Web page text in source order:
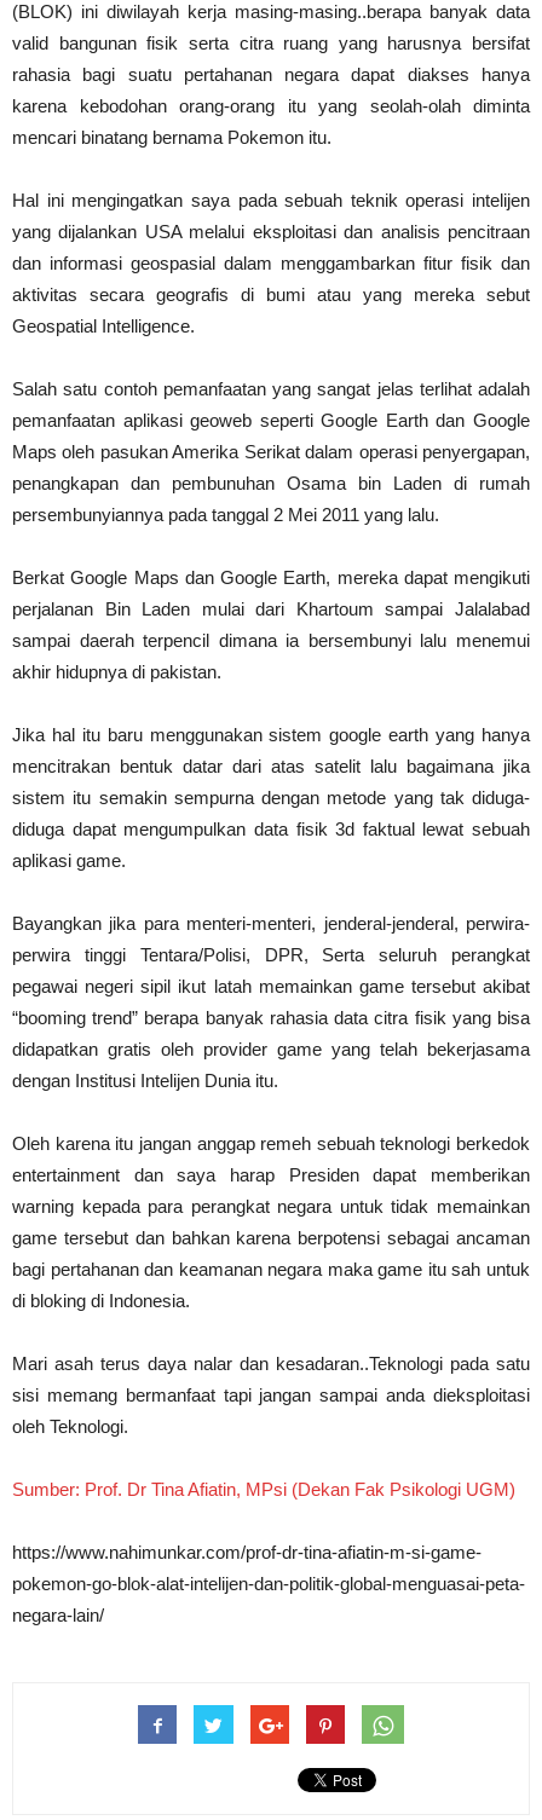
(BLOK) ini diwilayah kerja masing-masing..berapa banyak data
valid bangunan fisik serta citra ruang yang harusnya bersifat
rahasia bagi suatu pertahanan negara dapat diakses hanya
karena kebodohan orang-orang itu yang seolah-olah diminta
mencari binatang bernama Pokemon itu.
Hal ini mengingatkan saya pada sebuah teknik operasi intelijen
yang dijalankan USA melalui eksploitasi dan analisis pencitraan
dan informasi geospasial dalam menggambarkan fitur fisik dan
aktivitas secara geografis di bumi atau yang mereka sebut
Geospatial Intelligence.
Salah satu contoh pemanfaatan yang sangat jelas terlihat adalah
pemanfaatan aplikasi geoweb seperti Google Earth dan Google
Maps oleh pasukan Amerika Serikat dalam operasi penyergapan,
penangkapan dan pembunuhan Osama bin Laden di rumah
persembunyiannya pada tanggal 2 Mei 2011 yang lalu.
Berkat Google Maps dan Google Earth, mereka dapat mengikuti
perjalanan Bin Laden mulai dari Khartoum sampai Jalalabad
sampai daerah terpencil dimana ia bersembunyi lalu menemui
akhir hidupnya di pakistan.
Jika hal itu baru menggunakan sistem google earth yang hanya
mencitrakan bentuk datar dari atas satelit lalu bagaimana jika
sistem itu semakin sempurna dengan metode yang tak diduga-
diduga dapat mengumpulkan data fisik 3d faktual lewat sebuah
aplikasi game.
Bayangkan jika para menteri-menteri, jenderal-jenderal, perwira-
perwira tinggi Tentara/Polisi, DPR, Serta seluruh perangkat
pegawai negeri sipil ikut latah memainkan game tersebut akibat
“booming trend” berapa banyak rahasia data citra fisik yang bisa
didapatkan gratis oleh provider game yang telah bekerjasama
dengan Institusi Intelijen Dunia itu.
Oleh karena itu jangan anggap remeh sebuah teknologi berkedok
entertainment dan saya harap Presiden dapat memberikan
warning kepada para perangkat negara untuk tidak memainkan
game tersebut dan bahkan karena berpotensi sebagai ancaman
bagi pertahanan dan keamanan negara maka game itu sah untuk
di bloking di Indonesia.
Mari asah terus daya nalar dan kesadaran..Teknologi pada satu
sisi memang bermanfaat tapi jangan sampai anda dieksploitasi
oleh Teknologi.
Sumber: Prof. Dr Tina Afiatin, MPsi (Dekan Fak Psikologi UGM)
https://www.nahimunkar.com/prof-dr-tina-afiatin-m-si-game-
pokemon-go-blok-alat-intelijen-dan-politik-global-menguasai-peta-
negara-lain/